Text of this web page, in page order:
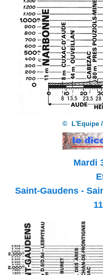
© L'Equipe /
Mardi
Saint-Gaudens -